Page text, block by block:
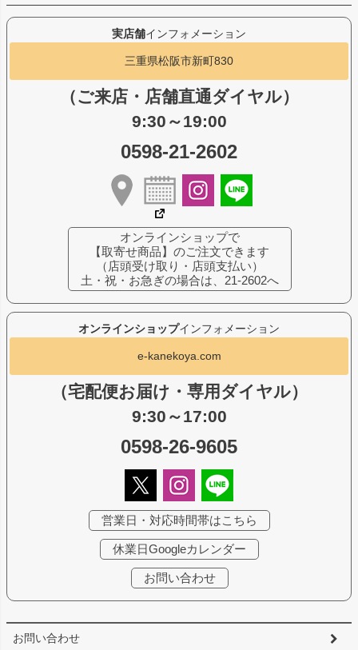
お問い合わせ
オンラインショップインフォメーション
e-kanekoya.com
（宅配便お届け・専用ダイヤル）
9:30～17:00
0598-26-9605
営業日・対応時間帯はこちら
休業日Googleカレンダー
お問い合わせ
実店舗インフォメーション
三重県松阪市新町830
（ご来店・店舗直通ダイヤル）
9:30～19:00
0598-21-2602
オンラインショップで
【取寄せ商品】のご注文できます
（店頭受け取り・店頭支払い）
土・祝・お急ぎの場合は、21-2602へ